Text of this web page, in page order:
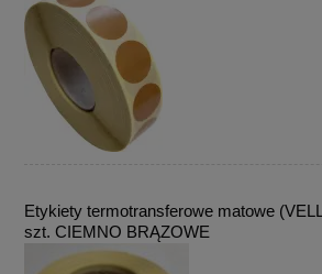
Etykiety termotransferowe matowe
szt. CIEMNO BRĄZOWE